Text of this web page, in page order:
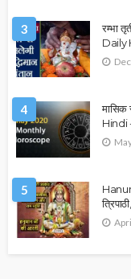
3
रम्भा
Daily
4
Hindi
5